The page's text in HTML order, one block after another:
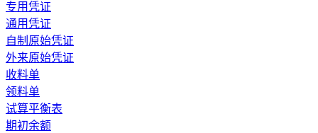
专用凭证
通用凭证
自制原始凭证
外来原始凭证
收料单
领料单
试算平衡表
期初余额